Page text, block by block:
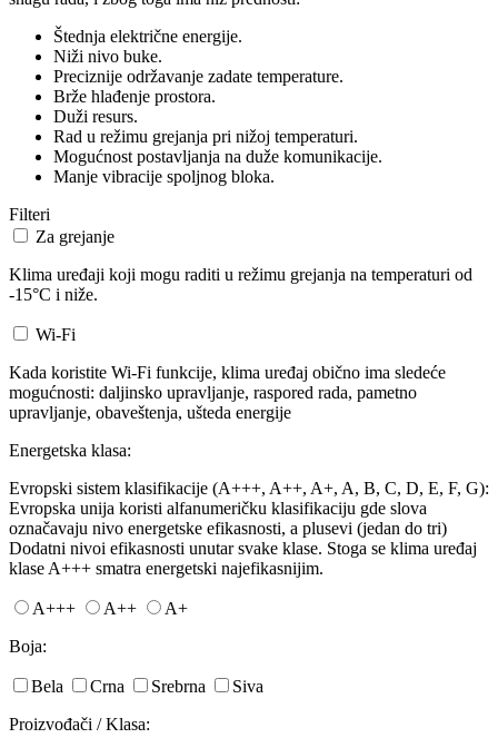
Štednja električne energije.
Niži nivo buke.
Preciznije održavanje zadate temperature.
Brže hlađenje prostora.
Duži resurs.
Rad u režimu grejanja pri nižoj temperaturi.
Mogućnost postavljanja na duže komunikacije.
Manje vibracije spoljnog bloka.
Filteri
Za grejanje
Klima uređaji koji mogu raditi u režimu grejanja na temperaturi od
-15°C i niže.
Wi-Fi
Kada koristite Wi-Fi funkcije, klima uređaj obično ima sledeće
mogućnosti: daljinsko upravljanje, raspored rada, pametno
upravljanje, obaveštenja, ušteda energije
Energetska klasa:
Evropski sistem klasifikacije (A+++, A++, A+, A, B, C, D, E, F, G):
Evropska unija koristi alfanumeričku klasifikaciju gde slova
označavaju nivo energetske efikasnosti, a plusevi (jedan do tri)
Dodatni nivoi efikasnosti unutar svake klase. Stoga se klima uređaj
klase A+++ smatra energetski najefikasnijim.
A+++ A++
A+
Boja:
Bela Crna Srebrna
Siva
Proizvođači / Klasa: